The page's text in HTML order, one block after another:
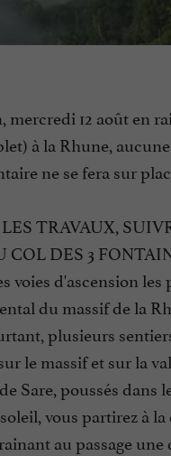
mercredi 12 août en
à la Rhune,
ne se fera sur
TRAVAUX,
COL DES 3
voies d'ascension
du massif de la
plusieurs
le massif et sur la
Sare, poussés dans
vous partirez à
au passage